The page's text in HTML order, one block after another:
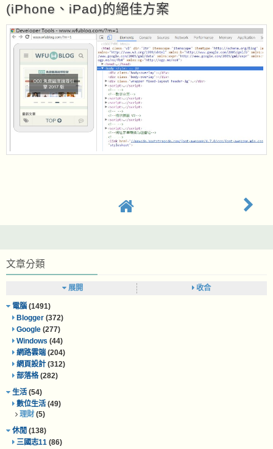
(iPhone、iPad)的絕佳方案
文章分類
展開 收合
電腦 (1491)
Blogger (372)
Google (277)
Windows (44)
網路雲端(204)
網頁設計(312)
部落格(282)
生活(54)
數位生活(49)
理財(5)
休閒 (138)
三國志11 (86)